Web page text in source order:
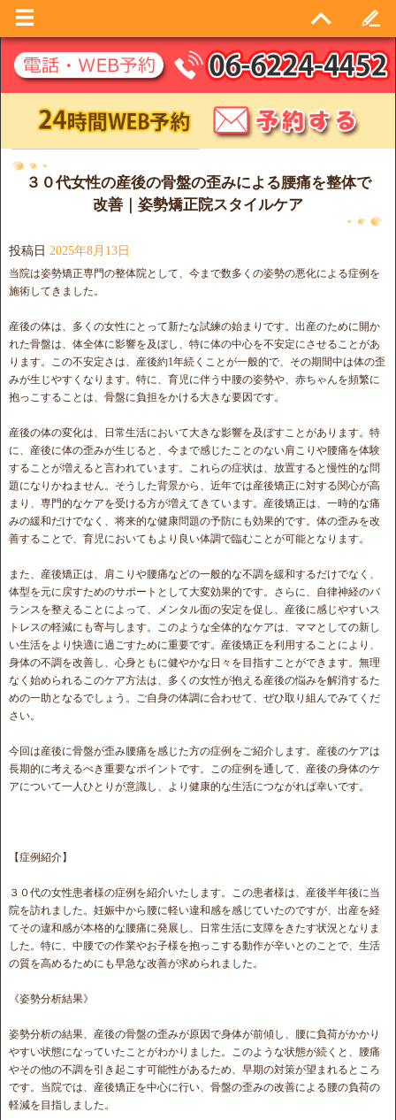
日別アーカイブ: 2025年8月13日
３０代女性の産後の骨盤の歪みによる腰痛を整体で
改善｜姿勢矯正院スタイルケア
投稿日 2025年8月13日
当院は姿勢矯正専門の整体院として、今まで数多くの姿勢の悪化による症例を
施術してきました。
産後の体は、多くの女性にとって新たな試練の始まりです。出産のために開か
れた骨盤は、体全体に影響を及ぼし、特に体の中心を不安定にさせることがあ
ります。この不安定さは、産後約1年続くことが一般的で、その期間中は体の歪
みが生じやすくなります。特に、育児に伴う中腰の姿勢や、赤ちゃんを頻繁に
抱っこすることは、骨盤に負担をかける大きな要因です。
産後の体の変化は、日常生活において大きな影響を及ぼすことがあります。特
に、産後に体の歪みが生じると、今まで感じたことのない肩こりや腰痛を体験
することが増えると言われています。これらの症状は、放置すると慢性的な問
題になりかねません。そうした背景から、近年では産後矯正に対する関心が高
まり、専門的なケアを受ける方が増えてきています。産後矯正は、一時的な痛
みの緩和だけでなく、将来的な健康問題の予防にも効果的です。体の歪みを改
善することで、育児においてもより良い体調で臨むことが可能となります。
また、産後矯正は、肩こりや腰痛などの一般的な不調を緩和するだけでなく、
体型を元に戻すためのサポートとして大変効果的です。さらに、自律神経のバ
ランスを整えることによって、メンタル面の安定を促し、産後に感じやすいス
トレスの軽減にも寄与します。このような全体的なケアは、ママとしての新し
い生活をより快適に過ごすために重要です。産後矯正を利用することにより、
身体の不調を改善し、心身ともに健やかな日々を目指すことができます。無理
なく始められるこのケア方法は、多くの女性が抱える産後の悩みを解消するた
めの一助となるでしょう。ご自身の体調に合わせて、ぜひ取り組んでみてくだ
さい。
今回は産後に骨盤が歪み腰痛を感じた方の症例をご紹介します。産後のケアは
長期的に考えるべき重要なポイントです。この症例を通して、産後の身体のケ
アについて一人ひとりが意識し、より健康的な生活につながれば幸いです。
【症例紹介】
３０代の女性患者様の症例を紹介いたします。この患者様は、産後半年後に当
院を訪れました。妊娠中から腰に軽い違和感を感じていたのですが、出産を経
てその違和感が本格的な腰痛に発展し、日常生活に支障をきたす状況となりま
した。特に、中腰での作業やお子様を抱っこする動作が辛いとのことで、生活
の質を高めるためにも早急な改善が求められました。
《姿勢分析結果》
姿勢分析の結果、産後の骨盤の歪みが原因で身体が前傾し、腰に負荷がかかり
やすい状態になっていたことがわかりました。このような状態が続くと、腰痛
やその他の不調を引き起こす可能性があるため、早期の対策が望まれるところ
です。当院では、産後矯正を中心に行い、骨盤の歪みの改善による腰の負荷の
軽減を目指しました。